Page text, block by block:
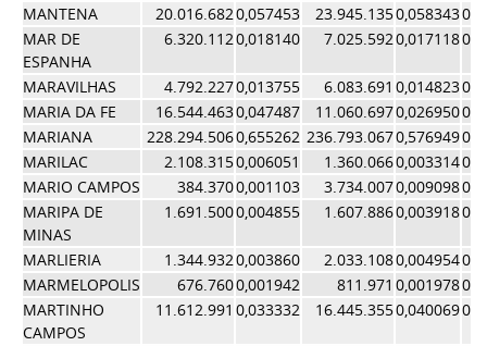
MANTENA
20.016.6820,057453 23.945.1350,058343
MAR DE
ESPANHA
6.320.1120,018140 7.025.5920,017118
MARAVILHAS 4.792.2270,013755 6.083.691 0,014823
MARIA DA FE
16.544.4630,047487 11.060.6970,026950
MARIANA
228.294.5060,655262 236.793.0670,576949
MARILAC
2.108.3150,006051 1.360.0660,003314
MARIO CAMPOS
384.3700,001103 3.734.0070,009098
MARIPA DE
MINAS
1.691.5000,004855 1.607.8860,003918
MARLIERIA 1.344.9320,003860 2.033.1080,004954
MARMELOPOLIS
676.7600,001942 811.971 0,001978
MARTINHO
CAMPOS
11.612.991 0,033332 16.445.3550,040069